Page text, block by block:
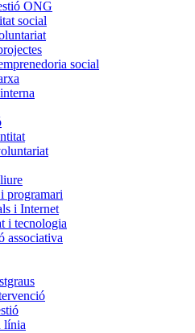
ONG
social
social
programari
i Internet
i tecnologia
associativa
línia